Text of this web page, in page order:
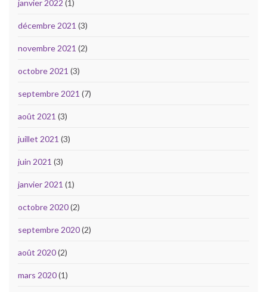
janvier 2022 (1)
décembre 2021 (3)
novembre 2021 (2)
octobre 2021 (3)
septembre 2021 (7)
août 2021 (3)
juillet 2021 (3)
juin 2021 (3)
janvier 2021 (1)
octobre 2020(2)
septembre 2020(2)
août 2020(2)
mars 2020(1)